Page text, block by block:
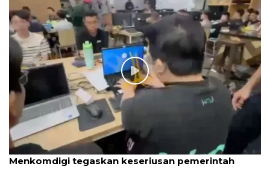
Menkomdigi tegaskan keseriusan pemerintah